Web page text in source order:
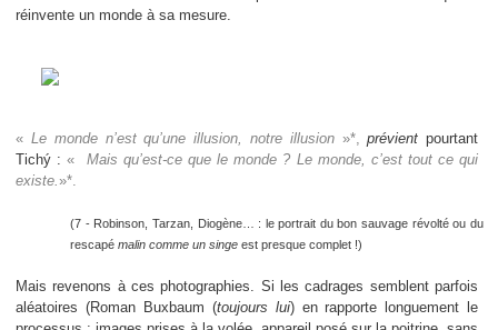
réinvente un monde à sa mesure.
« Le monde n’est qu’une illusion, notre illusion»*, prévient pourtant
Tichý : « Mais qu’est-ce que le monde ? Le monde, c’est tout ce qui
existe.»*.
(7 - Robinson, Tarzan, Diogène… : le portrait du bon sauvage révolté ou du
rescapémalin comme un singe est presque complet !)
Mais revenons à ces photographies. Si les cadrages semblent parfois
aléatoires (Roman Buxbaum (toujours lui) en rapporte longuement le